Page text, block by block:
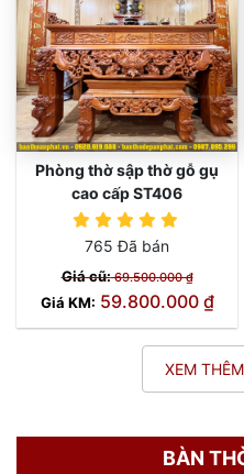
Phòng thờ sập thờ gỗ gụ
cao cấp ST406
765 Đã bán
Giá cũ:69.500.000 ₫
Giá KM: 59.800.000 ₫
XEM
BÀN